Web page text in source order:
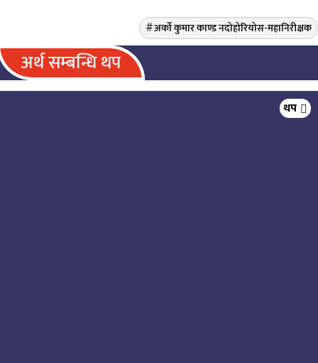
अर्को कुमार काण्ड नदोहोरियोस-महानिरीक्षक
अर्थ सम्बन्धि थप
जनकपुरधाम यातायात कार्यालयले एक
थप